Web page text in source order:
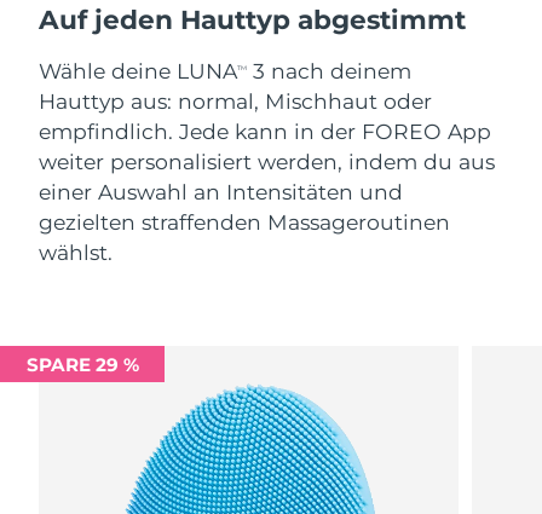
Auf jeden Hauttyp abgestimmt
Wähle deine LUNATM
3 nach deinem
Hauttyp aus: normal, Mischhaut oder
empfindlich. Jede kann in der FOREO App
weiter personalisiert werden, indem du aus
einer Auswahl an Intensitäten und
gezielten straffenden Massageroutinen
wählst.
SPARE 29 %